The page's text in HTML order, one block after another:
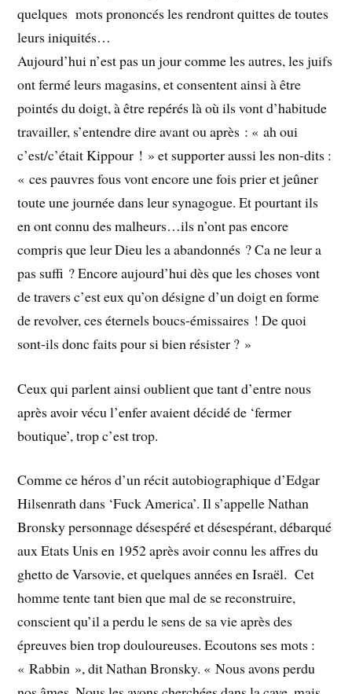
quelques mots prononcés les rendront quittes de toutes
leurs iniquités…
Aujourd’hui n’est pas un jour comme les autres, les juifs
ont fermé leurs magasins, et consentent ainsi à être
pointés du doigt, à être repérés là où ils vont d’habitude
travailler, s’entendre dire avant ou après : « ah oui
c’est/c’était Kippour ! » et supporter aussi les non-dits :
« ces pauvres fous vont encore une fois prier et jeûner
toute une journée dans leur synagogue. Et pourtant ils
en ont connu des malheurs…ils n’ont pas encore
compris que leur Dieu les a abandonnés ? Ca ne leur a
pas suffi ? Encore aujourd’hui dès que les choses vont
de travers c’est eux qu’on désigne d’un doigt en forme
de revolver, ces éternels boucs-émissaires ! De quoi
sont-ils donc faits pour si bien résister ? »
Ceux qui parlent ainsi oublient que tant d’entre nous
après avoir vécu l’enfer avaient décidé de ‘fermer
boutique’, trop c’est trop.
Comme ce héros d’un récit autobiographique d’Edgar
Hilsenrath dans ‘Fuck America’. Il s’appelle Nathan
Bronsky personnage désespéré et désespérant, débarqué
aux Etats Unis en 1952 après avoir connu les affres du
ghetto de Varsovie, et quelques années en Israël. Cet
homme tente tant bien que mal de se reconstruire,
conscient qu’il a perdu le sens de sa vie après des
épreuves bien trop douloureuses. Ecoutons ses mots :
« Rabbin », dit Nathan Bronsky. « Nous avons perdu